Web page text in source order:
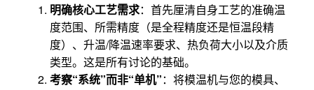
明确核心工艺需求：首先厘清自身工艺的准确温
度范围、所需精度（是全程精度还是恒温段精
度）、升温/降温速率要求、热负荷大小以及介质
类型。这是所有讨论的基础。
考察“系统”而非“单机”：将模温机与您的模具、